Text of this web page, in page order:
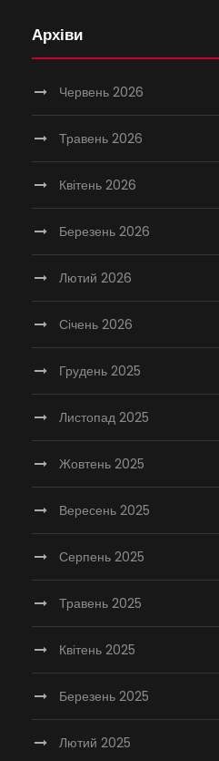
Архіви
Червень 2026
Травень 2026
Квітень 2026
Березень 2026
Лютий 2026
Січень 2026
Грудень 2025
Листопад 2025
Жовтень 2025
Вересень 2025
Серпень 2025
Травень 2025
Квітень 2025
Березень 2025
Лютий 2025